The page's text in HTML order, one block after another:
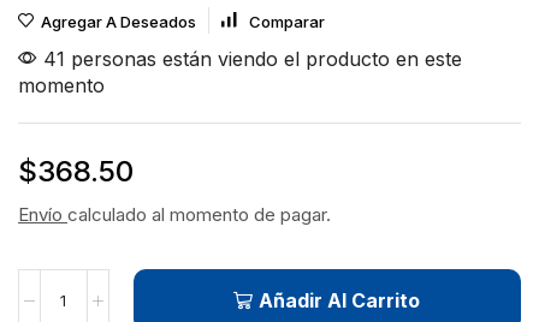
Agregar A Deseados Comparar
41 personas están viendo el producto en este
momento
$368.50
Envío calculado al momento de pagar.
Añadir Al Carrito